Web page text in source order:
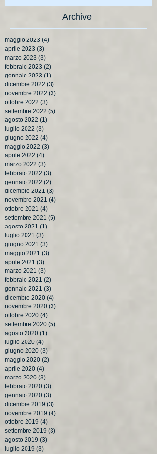
Archive
maggio 2023 (4)
aprile 2023 (3)
marzo 2023 (3)
febbraio 2023 (2)
gennaio 2023 (1)
dicembre 2022 (3)
novembre 2022 (3)
ottobre 2022 (3)
settembre 2022 (5)
agosto 2022 (1)
luglio 2022 (3)
giugno 2022 (4)
maggio 2022 (3)
aprile 2022 (4)
marzo 2022 (3)
febbraio 2022 (3)
gennaio 2022 (2)
dicembre 2021 (3)
novembre 2021 (4)
ottobre 2021 (4)
settembre 2021 (5)
agosto 2021 (1)
luglio 2021 (3)
giugno 2021 (3)
maggio 2021 (3)
aprile 2021 (3)
marzo 2021 (3)
febbraio 2021 (2)
gennaio 2021 (3)
dicembre 2020 (4)
novembre 2020 (3)
ottobre 2020 (4)
settembre 2020 (5)
agosto 2020 (1)
luglio 2020 (4)
giugno 2020 (3)
maggio 2020 (2)
aprile 2020 (4)
marzo 2020 (3)
febbraio 2020 (3)
gennaio 2020 (3)
dicembre 2019 (3)
novembre 2019 (4)
ottobre 2019 (4)
settembre 2019 (3)
agosto 2019 (3)
luglio 2019 (3)